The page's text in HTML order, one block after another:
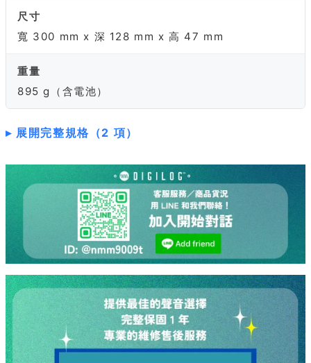
尺寸
寬 300 mm x 深 128 mm x 高 47 mm
重量
895 g（含電池）
展開完整規格（2 項）